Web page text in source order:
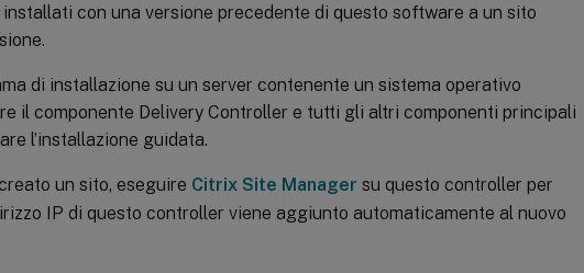
con una versione precedente di questo software a un sito
di installazione su un server contenente un sistema operativo
il componente Delivery Controller e tutti gli altri componenti principali
l’installazione guidata.
un sito, eseguire Citrix Site Manager su questo controller per
IP di questo controller viene aggiunto automaticamente al nuovo